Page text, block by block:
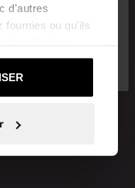
d'autres
fournies ou qu'ils